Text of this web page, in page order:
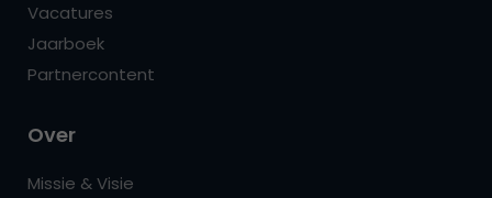
Vacatures
Jaarboek
Partnercontent
Over
Missie & Visie